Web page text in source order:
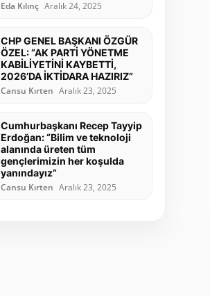
Eda Kılınç Aralık 24, 2025
CHP GENEL BAŞKANI ÖZGÜR
ÖZEL: “AK PARTİ YÖNETME
KABİLİYETİNİ KAYBETTİ,
2026’DA İKTİDARA HAZIRIZ”
Cansu Kırten Aralık 23, 2025
Cumhurbaşkanı Recep Tayyip
Erdoğan: “Bilim ve teknoloji
alanında üreten tüm
gençlerimizin her koşulda
yanındayız”
Cansu Kırten Aralık 23, 2025